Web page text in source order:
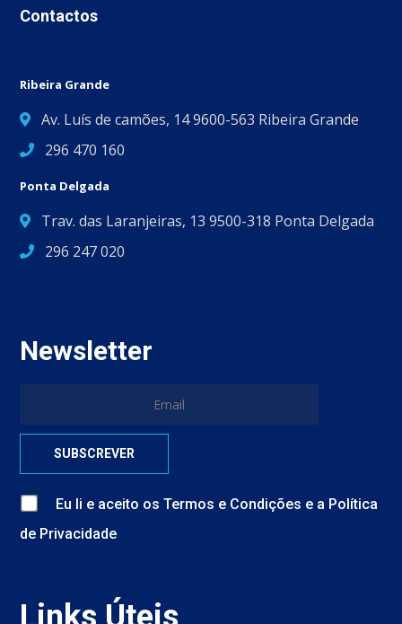
Contactos
Ribeira Grande
Av. Luís de camões, 14 9600-563 Ribeira Grande
296 470 160
Ponta Delgada
Trav. das Laranjeiras, 13 9500-318 Ponta Delgada
296 247 020
Newsletter
Eu li e aceito osTermos e Condições e a Política
de Privacidade